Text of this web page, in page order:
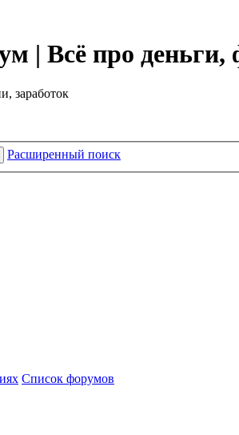
| Всё про деньги,
заработок
Расширенный поиск
Список форумов